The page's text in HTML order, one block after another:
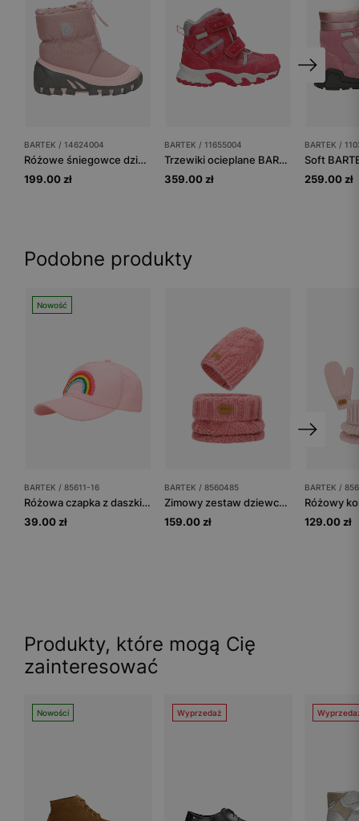
BARTEK / 14624004
Różowe śniegowce dziewczęce BARTEK 14624004 ocieplane naturalną wełną
199.00 zł
BARTEK / 11655004
Trzewiki ocieplane BARTEK 11655004, dla dziewcząt, fuksja
359.00 zł
BARTEK /
259.00 zł
Podobne produkty
Nowość
BARTEK / 85611-16
Różowa czapka z daszkiem dla dziewczynki BARTEK 85611-16
39.00 zł
BARTEK / 8560485
Zimowy zestaw dziewczęcy BARTEK z wełny merino 85604-85, różowa czapka + komin
159.00 zł
BARTEK /
129.00 zł
Produkty, które mogą Cię
zainteresować
Nowości Wyprzedaż